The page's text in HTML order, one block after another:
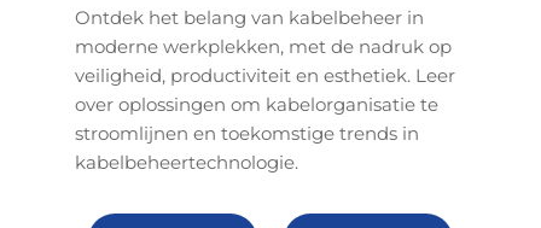
Ontdek het belang van kabelbeheer in
moderne werkplekken, met de nadruk op
veiligheid, productiviteit en esthetiek. Leer
over oplossingen om kabelorganisatie te
stroomlijnen en toekomstige trends in
kabelbeheertechnologie.